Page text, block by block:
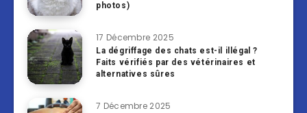
photos)
17 Décembre 2025
La dégriffage des chats est-il illégal ?
Faits vérifiés par des vétérinaires et
alternatives sûres
7 Décembre 2025